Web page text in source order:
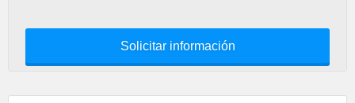
Solicitar información